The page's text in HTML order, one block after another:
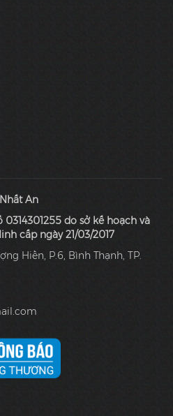
An
do sở kế hoạch và
cấp ngày 21/03/2017
Hiền, P.6, Bình Thạnh, TP.